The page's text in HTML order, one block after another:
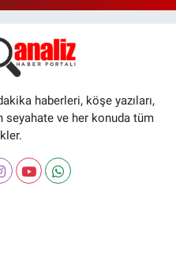
haberleri, köşe yazıları,
seyahate ve her konuda tüm